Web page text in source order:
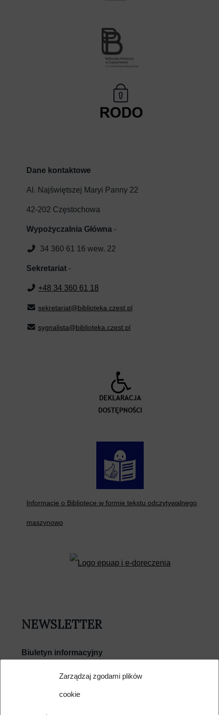
Zarządzaj zgodami plików
cookie
Dane kontaktowe
Al. Najświętszej Maryi Panny 22
42-202 Częstochowa
Wypożyczalnia Główna-
34 360 61 16 wew. 22
Sekretariat-
+48 34 360 61 18
sekretariat@biblioteka.czest.pl
sygnalista@biblioteka.czest.pl
Informacje o Bibliotece w formie tekstu odczytywalnego
maszynowo
NEWSLETTER
Biuletyn informacyjny